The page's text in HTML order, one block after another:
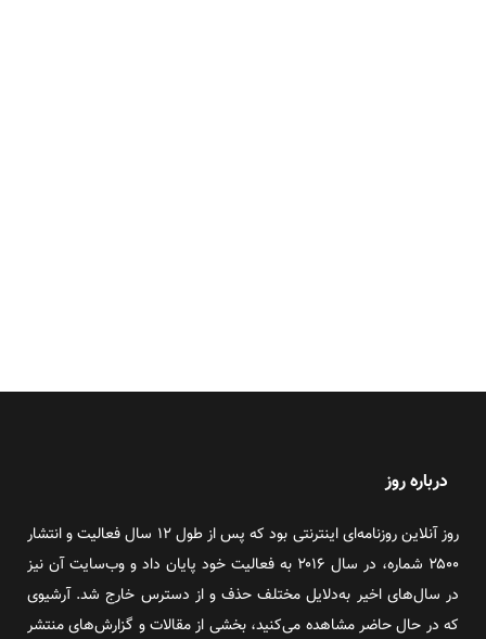
درباره روز
روز آنلاین روزنامه‌ای اینترنتی بود که پس از طول ۱۲ سال فعالیت و انتشار
۲۵۰۰ شماره، در سال ۲۰۱۶ به فعالیت خود پایان داد و وب‌سایت آن نیز
در سال‌های اخیر به‌دلایل مختلف حذف و از دسترس خارج شد. آرشیوی
که در حال حاضر مشاهده می‌کنید، بخشی از مقالات و گزارش‌های منتشر